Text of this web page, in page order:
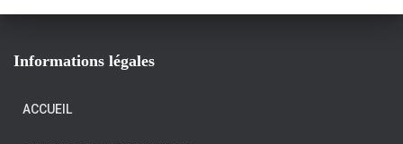
Informations légales
ACCUEIL